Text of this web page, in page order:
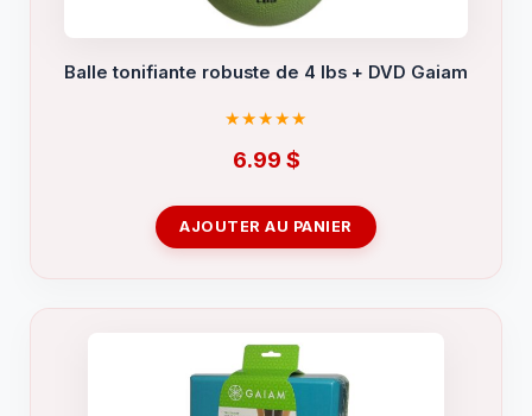
Balle tonifiante robuste de 4 lbs + DVD Gaiam
6.99 $
AJOUTER AU PANIER